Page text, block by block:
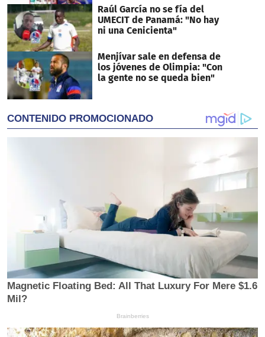
Raúl García no se fía del
UMECIT de Panamá: "No hay
ni una Cenicienta"
Menjívar sale en defensa de
los jóvenes de Olimpia: "Con
la gente no se queda bien"